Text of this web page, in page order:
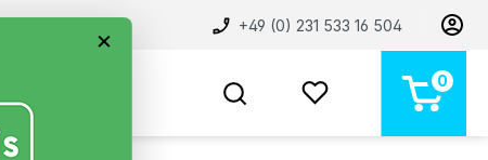
+49 (0) 231 533 16 504
0
STORE
×